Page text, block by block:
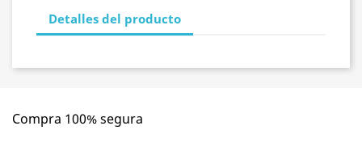
Detalles del producto
Compra 100% segura